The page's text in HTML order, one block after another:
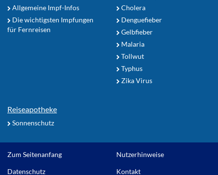
Allgemeine Impf-Infos
Die wichtigsten Impfungen
für Fernreisen
Cholera
Denguefieber
Gelbfieber
Malaria
Tollwut
Typhus
Zika Virus
Reiseapotheke
Sonnenschutz
Zum Seitenanfang Nutzerhinweise
Datenschutz Kontakt